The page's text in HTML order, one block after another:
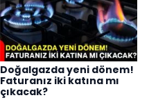
Doğalgazda yeni dönem!
Faturanız iki katına mı
çıkacak?